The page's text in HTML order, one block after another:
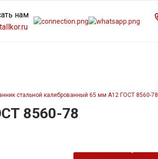
нам
стальной калиброванный 65 мм А12 ГОСТ 8560-78
8560-78